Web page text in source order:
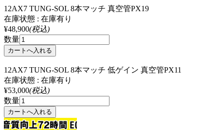
12AX7 TUNG-SOL 8本マッチ 真空管PX19
在庫状態 : 在庫有り
¥48,900(税込)
数量
12AX7 TUNG-SOL 8本マッチ 低ゲイン 真空管PX11
在庫状態 : 在庫有り
¥53,000(税込)
数量